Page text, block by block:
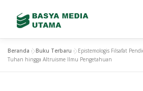
TENTANG KAMI LAYANAN
Beranda »Buku Terbaru »Epistemologis Filsafat
Tuhan hingga Altruisme Ilmu Pengetahuan